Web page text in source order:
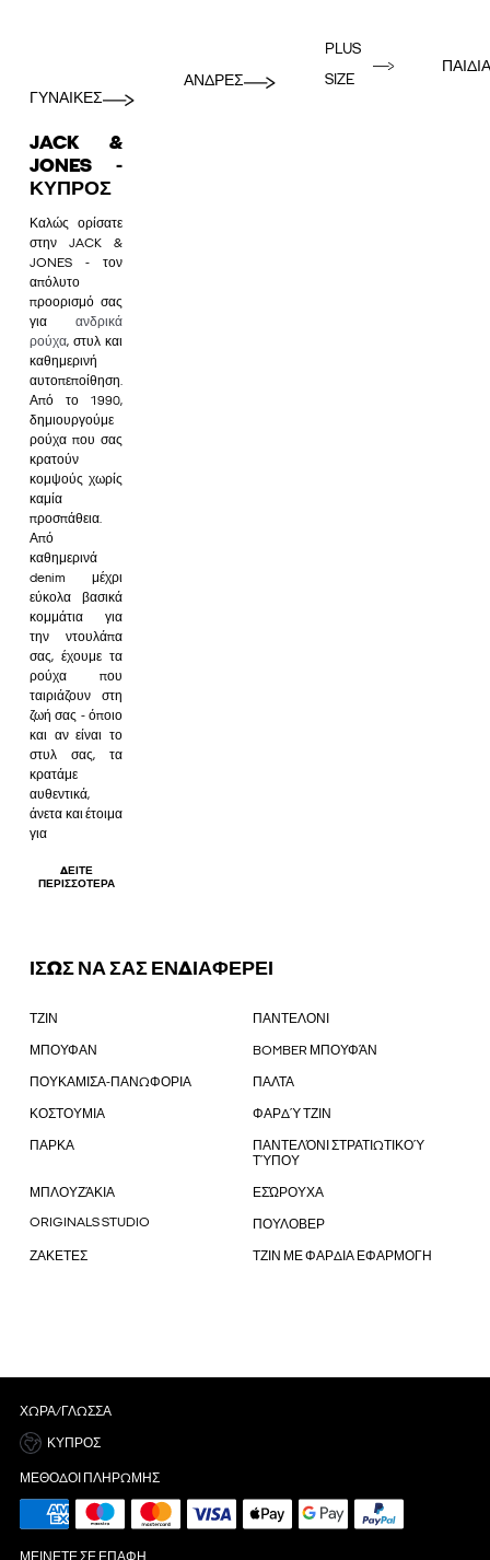
ΓΥΝΑΙΚΕΣ
ΑΝΔΡΕΣ
PLUS
SIZE
ΠΑΙΔΙΑ
JACK &
JONES -
ΚΎΠΡΟΣ
Καλώς ορίσατε
στην JACK &
JONES - τον
απόλυτο
προορισμό σας
για ανδρικά
ρούχα, στυλ και
καθημερινή
αυτοπεποίθηση.
Από το 1990,
δημιουργούμε
ρούχα που σας
κρατούν
κομψούς χωρίς
καμία
προσπάθεια.
Από
καθημερινά
denim μέχρι
εύκολα βασικά
κομμάτια για
την ντουλάπα
σας, έχουμε τα
ρούχα που
ταιριάζουν στη
ζωή σας - όποιο
και αν είναι το
στυλ σας, τα
κρατάμε
αυθεντικά,
άνετα και έτοιμα
για
ΔΕΊΤΕ
ΠΕΡΙΣΣΌΤΕΡΑ
ΙΣΩΣ ΝΑ ΣΑΣ ΕΝΔΙΑΦΕΡΕΙ
ΤΖΙΝ ΠΑΝΤΕΛΟΝΙ
ΜΠΟΥΦΑΝ BOMBER ΜΠΟΥΦΆΝ
ΠΟΥΚΑΜΙΣΑ-ΠΑΝΩΦΟΡΙΑ ΠΑΛΤΑ
ΚΟΣΤΟΥΜΙΑ ΦΑΡΔΎ ΤΖΙΝ
ΠΑΡΚΑ
ΠΑΝΤΕΛΌΝΙ ΣΤΡΑΤΙΩΤΙΚΟΎ
ΤΎΠΟΥ
ΜΠΛΟΥΖΆΚΙΑ ΕΣΏΡΟΥΧΑ
ORIGINALS STUDIO ΠΟΥΛΟΒΕΡ
ΖΑΚΕΤΕΣ ΤΖΙΝ ΜΕ ΦΑΡΔΙΑ ΕΦΑΡΜΟΓΗ
ΧΏΡΑ/ΓΛΏΣΣΑ
ΚΎΠΡΟΣ
ΜΈΘΟΔΟΙ ΠΛΗΡΩΜΉΣ